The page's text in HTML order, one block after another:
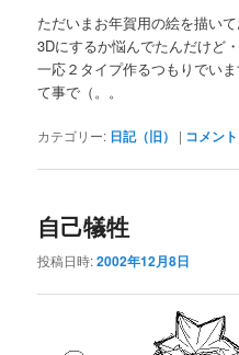
ただいまお年賀用の絵を描い
3Dにするか悩んでたんだけど
一応２タイプ作るつもりでい
て事で（。。
カテゴリー: 日記（旧） | コメン
自己犠牲
投稿日時:2002年12月8日